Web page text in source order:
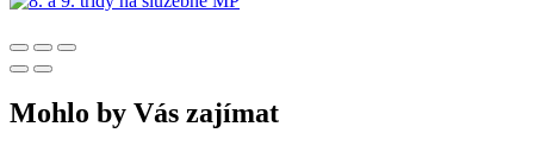
Mohlo by Vás zajímat